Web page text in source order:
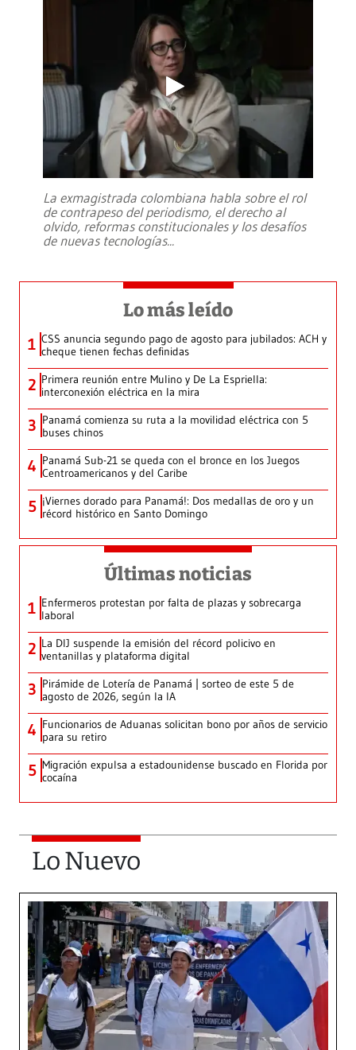
La exmagistrada colombiana habla sobre el rol
de contrapeso del periodismo, el derecho al
olvido, reformas constitucionales y los desafíos
de nuevas tecnologías...
Lo más leído
1 CSS anuncia segundo pago de agosto para jubilados: ACH y
cheque tienen fechas definidas
2 Primera reunión entre Mulino y De La Espriella:
interconexión eléctrica en la mira
3 Panamá comienza su ruta a la movilidad eléctrica con 5
buses chinos
4 Panamá Sub-21 se queda con el bronce en los Juegos
Centroamericanos y del Caribe
5 ¡Viernes dorado para Panamá!: Dos medallas de oro y un
récord histórico en Santo Domingo
Últimas noticias
1 Enfermeros protestan por falta de plazas y sobrecarga
laboral
2 La DIJ suspende la emisión del récord policivo en
ventanillas y plataforma digital
3 Pirámide de Lotería de Panamá | sorteo de este 5 de
agosto de 2026, según la IA
4 Funcionarios de Aduanas solicitan bono por años de servicio
para su retiro
5 Migración expulsa a estadounidense buscado en Florida por
cocaína
Lo Nuevo